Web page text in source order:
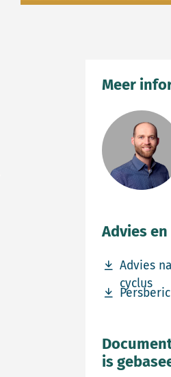
Meer
Advies
Advies
cyclus
Download
Download
is